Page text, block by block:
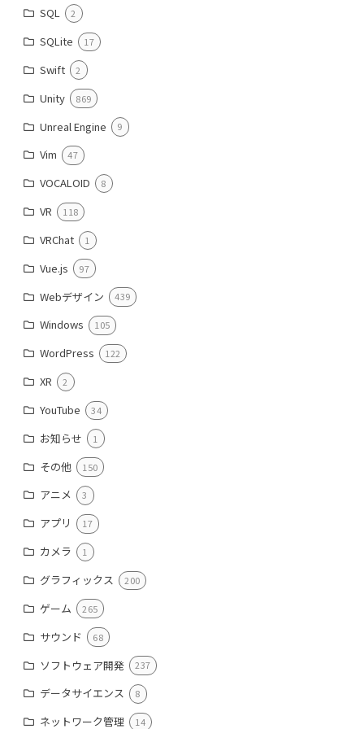
SQL 2
SQLite 17
Swift 2
Unity 869
Unreal Engine 9
Vim 47
VOCALOID 8
VR 118
VRChat 1
Vue.js 97
Webデザイン 439
Windows 105
WordPress 122
XR 2
YouTube 34
お知らせ 1
その他 150
アニメ 3
アプリ 17
カメラ 1
グラフィックス 200
ゲーム 265
サウンド 68
ソフトウェア開発 237
データサイエンス 8
ネットワーク管理 14